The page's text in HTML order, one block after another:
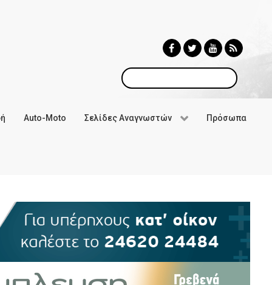
Αναζήτηση
Auto-Moto Σελίδες Αναγνωστών Πρόσωπα